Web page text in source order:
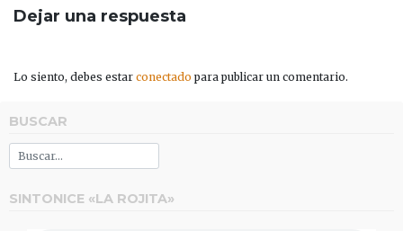
Dejar una respuesta
Lo siento, debes estar conectado para publicar un comentario.
BUSCAR
SINTONICE «LA ROJITA»